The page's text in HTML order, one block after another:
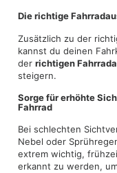
Die richtige
Zusätzlich zu der
kannst du deinen
der richtigen
steigern.
Sorge für erhöhte
Fahrrad
Bei schlechten
Nebel oder
extrem wichtig,
erkannt zu werden,